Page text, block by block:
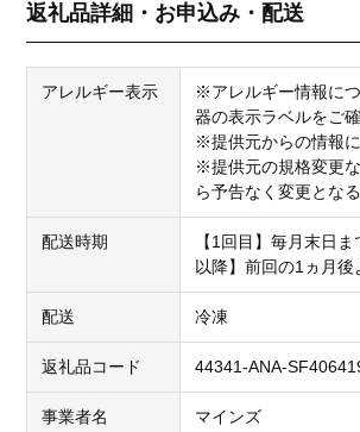
返礼品詳細・お申込み・配送
アレルギー表示
※アレルギー情報に
器の表示ラベルをご
※提供元からの情報
※提供元の規格変更
ら予告なく変更とな
配送時期
【1回目】毎月末日
以降】前回の1ヵ月後
配送 冷凍
返礼品コード 44341-ANA-
事業者名 マインズ